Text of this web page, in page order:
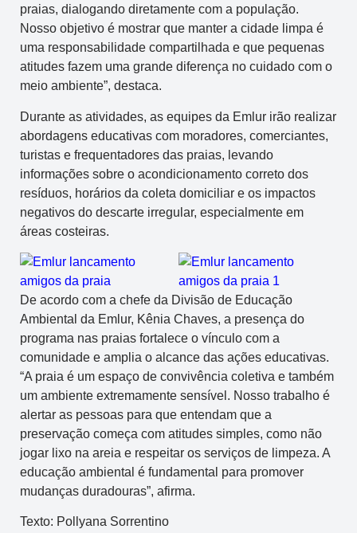
praias, dialogando diretamente com a população.
Nosso objetivo é mostrar que manter a cidade limpa é
uma responsabilidade compartilhada e que pequenas
atitudes fazem uma grande diferença no cuidado com o
meio ambiente”, destaca.
Durante as atividades, as equipes da Emlur irão realizar
abordagens educativas com moradores, comerciantes,
turistas e frequentadores das praias, levando
informações sobre o acondicionamento correto dos
resíduos, horários da coleta domiciliar e os impactos
negativos do descarte irregular, especialmente em
áreas costeiras.
De acordo com a chefe da Divisão de Educação
Ambiental da Emlur, Kênia Chaves, a presença do
programa nas praias fortalece o vínculo com a
comunidade e amplia o alcance das ações educativas.
“A praia é um espaço de convivência coletiva e também
um ambiente extremamente sensível. Nosso trabalho é
alertar as pessoas para que entendam que a
preservação começa com atitudes simples, como não
jogar lixo na areia e respeitar os serviços de limpeza. A
educação ambiental é fundamental para promover
mudanças duradouras”, afirma.
Texto: Pollyana Sorrentino